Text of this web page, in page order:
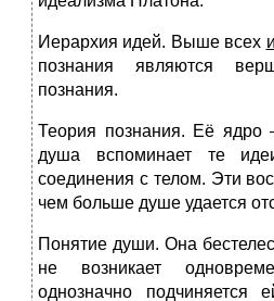
Иерархия идей. Выше всех
познания являются
познания.
Теория познания. Её ядро
душа вспоминает те
соединения с телом. Эти
чем больше душе удается
Понятие души. Она
не возникает
однозначно